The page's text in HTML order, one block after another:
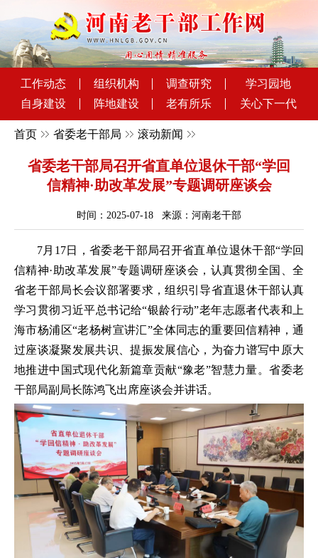
工作动态 组织机构 调查研究
学习园地
自身建设
阵地建设 老有所乐 关心下一代
首页 省委老干部局 滚动新闻
省委老干部局召开省直单位退休干部“学回
信精神·助改革发展”专题调研座谈会
时间：2025-07-18 来源：河南老干部
7月17日，省委老干部局召开省直单位退休干部“学回
信精神·助改革发展”专题调研座谈会，认真贯彻全国、全
省老干部局长会议部署要求，组织引导省直退休干部认真
学习贯彻习近平总书记给“银龄行动”老年志愿者代表和上
海市杨浦区“老杨树宣讲汇”全体同志的重要回信精神，通
过座谈凝聚发展共识、提振发展信心，为奋力谱写中原大
地推进中国式现代化新篇章贡献“豫老”智慧力量。省委老
干部局副局长陈鸿飞出席座谈会并讲话。